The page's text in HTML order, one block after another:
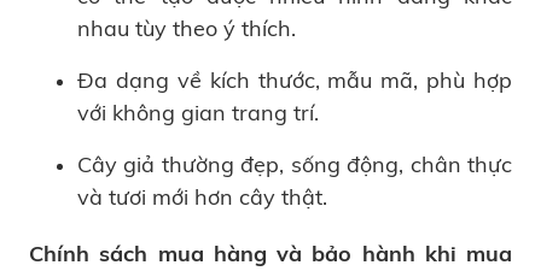
nhau tùy theo ý thích.
Đa dạng về kích thước, mẫu mã, phù hợp
với không gian trang trí.
Cây giả thường đẹp, sống động, chân thực
và tươi mới hơn cây thật.
Chính sách mua hàng và bảo hành khi mua